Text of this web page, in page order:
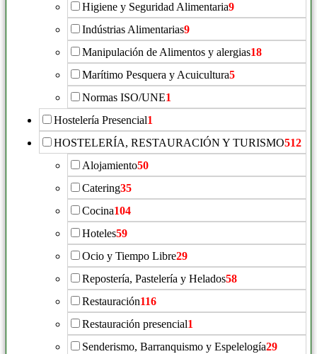
Higiene y Seguridad Alimentaria9
Indústrias Alimentarias9
Manipulación de Alimentos y alergias18
Marítimo Pesquera y Acuicultura5
Normas ISO/UNE1
Hostelería Presencial1
HOSTELERÍA, RESTAURACIÓN Y TURISMO512
Alojamiento50
Catering35
Cocina104
Hoteles59
Ocio y Tiempo Libre29
Repostería, Pastelería y Helados58
Restauración116
Restauración presencial1
Senderismo, Barranquismo y Espelelogía29